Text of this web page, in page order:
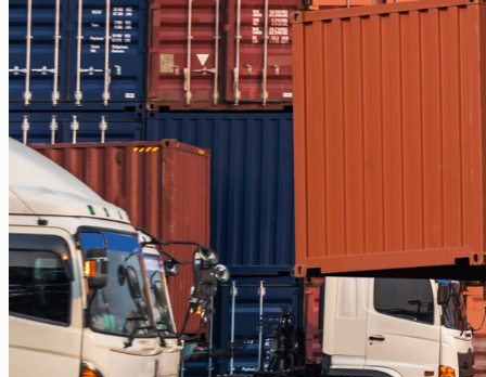
Balikpapan – Makassar
Balikpapan – Papua
Balikpapan – Ternate
Balikpapan – Kendari
Balikpapan – Surabaya
Balikpapan – Semarang
Balikpapan – Manado
Balikpapan – Jakarta
Balikpapan – Bali
Samarinda
Samarinda – Kendari
Samarinda – Makassar
Surabaya
Surabaya – Tenggarong
Surabaya – Grogot
Surabaya – Sangatta
Surabaya – Tanjung Selor
Surabaya – Berau